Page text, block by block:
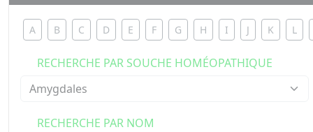
A B C D E F G H I J K L
RECHERCHE PAR SOUCHE HOMÉOPATHIQUE
RECHERCHE PAR NOM